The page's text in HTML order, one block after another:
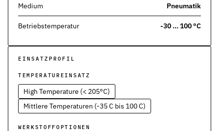
Werkstoffe
ISO, DIN und EN-Normen in der Dichtungstechnik – Übersicht
REACH, RoHS, PFAS, FDA, LkSG und weitere Richtlinien für
Medium Pneumatik
Betriebstemperatur -30 … 100 °C
EINSATZPROFIL
TEMPERATUREINSATZ
High Temperature (< 205°C)
Mittlere Temperaturen (-35 C bis 100 C)
WERKSTOFFOPTIONEN